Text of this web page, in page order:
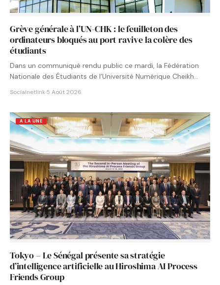
Grève générale à l’UN-CHK : le feuilleton des
ordinateurs bloqués au port ravive la colère des
étudiants
Dans un communiqué rendu public ce mardi, la Fédération
Nationale des Étudiants de l’Université Numérique Cheikh
Socialnetlink·5 Août 2026
A LA UNE
Tokyo – Le Sénégal présente sa stratégie
d’intelligence artificielle au Hiroshima AI Process
Friends Group